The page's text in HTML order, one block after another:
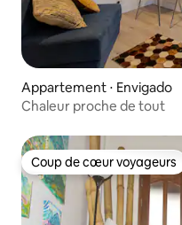
Appartement ⋅ Envigado
Chaleur proche de tout
Coup de cœur voyageurs
Coup de cœur voyageurs